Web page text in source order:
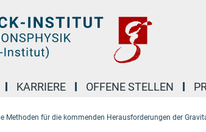
KARRIERE OFFENE STELLEN
Methoden für die kommenden Herausforderungen der